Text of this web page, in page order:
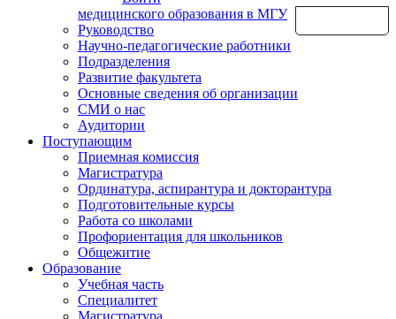
медицинского образования в МГУ
Руководство
Научно-педагогические работники
Подразделения
Развитие факультета
Основные сведения об организации
СМИ о нас
Аудитории
Поступающим
Приемная комиссия
Магистратура
Ординатура, аспирантура и докторантура
Подготовительные курсы
Работа со школами
Профориентация для школьников
Общежитие
Образование
Учебная часть
Специалитет
Магистратура